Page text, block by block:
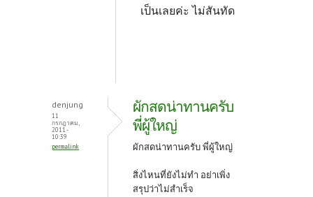
เป็นเลยค่ะ ไม่สันทัด
denjung
11
กรกฎาคม,
2011 -
10:39
permalink
ผักสดน่าทานครับ
พี่ผู้ใหญ่
ผักสดน่าทานครับ พี่ผู้ใหญ่
สิ่งไหนที่ยังไม่ทำ อย่าเพิ่ง
สรุปว่าไม่สำเร็จ